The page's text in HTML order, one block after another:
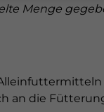
Menge
an die